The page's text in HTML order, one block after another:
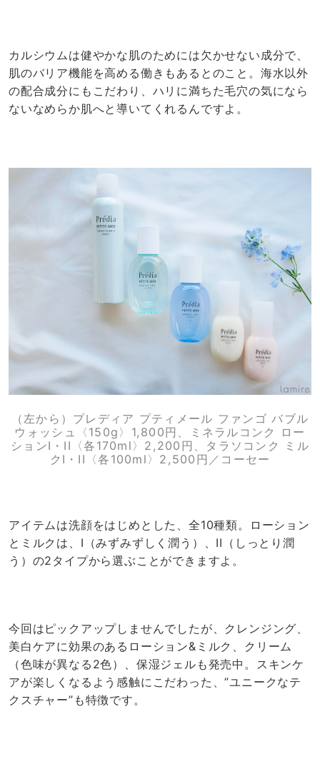
カルシウムは健やかな肌のためには欠かせない成分で、
肌のバリア機能を高める働きもあるとのこと。海水以外
の配合成分にもこだわり、ハリに満ちた毛穴の気になら
ないなめらか肌へと導いてくれるんですよ。
（左から）プレディア プティメール ファンゴ バブル
ウォッシュ〈150g〉1,800円、ミネラルコンク ロー
ションI・II〈各170ml〉2,200円、タラソコンク ミル
クI・II〈各100ml〉2,500円／コーセー
アイテムは洗顔をはじめとした、全10種類。ローション
とミルクは、I（みずみずしく潤う）、II（しっとり潤
う）の2タイプから選ぶことができますよ。
今回はピックアップしませんでしたが、クレンジング、
美白ケアに効果のあるローション&ミルク、クリーム
（色味が異なる2色）、保湿ジェルも発売中。スキンケ
アが楽しくなるよう感触にこだわった、”ユニークなテ
クスチャー”も特徴です。